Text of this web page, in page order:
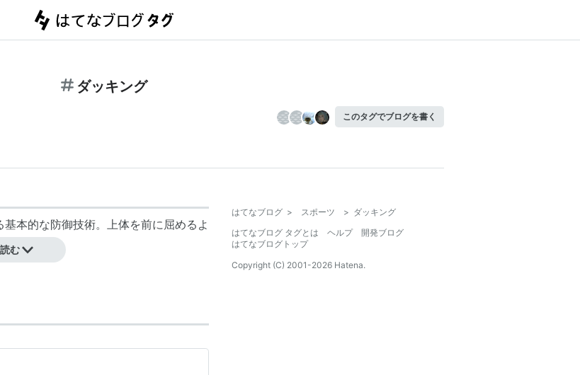
ダッキング
このタグでブログを書く
本的な防御技術。上体を前に屈めるよ
む
はてなブログ > スポーツ > ダッキング
はてなブログ タグとは
ヘルプ
開発ブログ
はてなブログトップ
Copyright (C) 2001-2026 Hatena.